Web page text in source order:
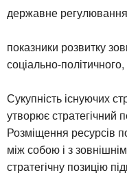
державне регулювання
показники розвитку
соціально-
Сукупність існуючих
утворює стратегічний
Розміщення ресурсів
між собою і з
стратегічну позицію